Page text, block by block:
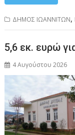
ΔΗΜΟΣ ΙΩΑΝΝΙΤΩΝ,
5,6 εκ. ευρώ
4 Αυγούστου 2026